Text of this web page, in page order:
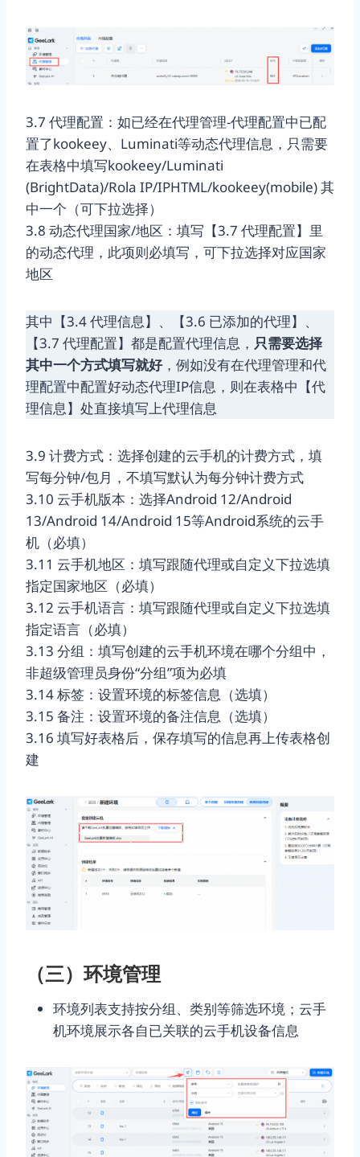
3.7 代理配置：如已经在代理管理-代理配置中已配
置了kookeey、Luminati等动态代理信息，只需要
在表格中填写kookeey/Luminati
(BrightData)/Rola IP/IPHTML/kookeey(mobile) 其
中一个（可下拉选择）
3.8 动态代理国家/地区：填写【3.7 代理配置】里
的动态代理，此项则必填写，可下拉选择对应国家
地区
其中【3.4 代理信息】、【3.6 已添加的代理】、
【3.7 代理配置】都是配置代理信息， 只需要选择
其中一个方式填写就好，例如没有在代理管理和代
理配置中配置好动态代理IP信息，则在表格中【代
理信息】处直接填写上代理信息
3.9 计费方式：选择创建的云手机的计费方式，填
写每分钟/包月，不填写默认为每分钟计费方式
3.10 云手机版本：选择Android 12/Android
13/Android 14/Android 15等Android系统的云手
机（必填）
3.11 云手机地区：填写跟随代理或自定义下拉选填
指定国家地区（必填）
3.12 云手机语言：填写跟随代理或自定义下拉选填
指定语言（必填）
3.13 分组：填写创建的云手机环境在哪个分组中，
非超级管理员身份“分组”项为必填
3.14 标签：设置环境的标签信息（选填）
3.15 备注：设置环境的备注信息（选填）
3.16 填写好表格后，保存填写的信息再上传表格创
建
（三）环境管理
环境列表支持按分组、类别等筛选环境；云手
机环境展示各自已关联的云手机设备信息